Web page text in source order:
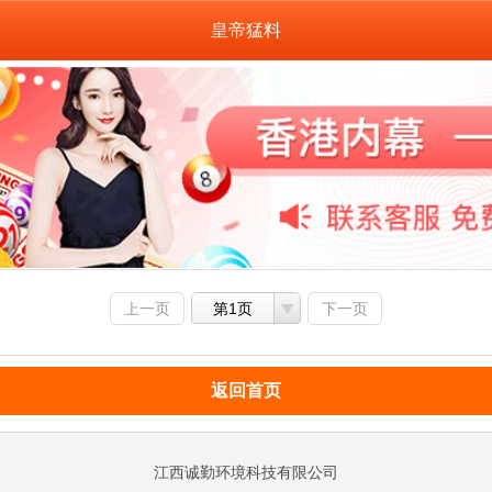
皇帝猛料
上一页 第1页 下一页
返回首页
江西诚勤环境科技有限公司